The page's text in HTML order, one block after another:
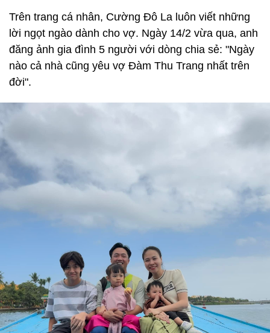
Trên trang cá nhân, Cường Đô La luôn viết những
lời ngọt ngào dành cho vợ. Ngày 14/2 vừa qua, anh
đăng ảnh gia đình 5 người với dòng chia sẻ: "Ngày
nào cả nhà cũng yêu vợ Đàm Thu Trang nhất trên
đời".